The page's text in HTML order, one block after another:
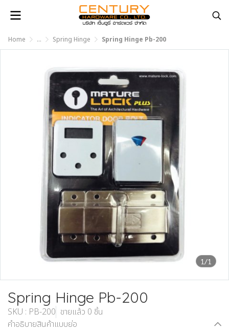
Home ... Spring Hinge Spring Hinge Pb-200
1/1
Spring Hinge Pb-200
SKU : PB-200 ขายแล้ว 0 ชิ้น
คำอธิบายสินค้าแบบย่อ